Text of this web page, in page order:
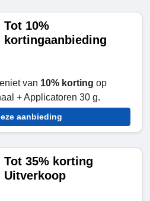
Tot 10%
kortingaanbieding
van 10% korting op
+ Applicatoren 30 g.
aanbieding
Tot 35% korting
Uitverkoop